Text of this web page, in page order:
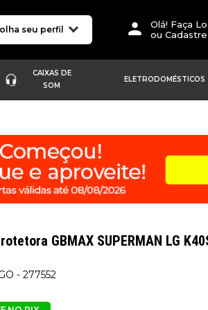
seu perfil
Olá! Faça
ou
CAIXAS DE
SOM
ELETRODOMÉSTICOS
GBMAX SUPERMAN LG
- 277552